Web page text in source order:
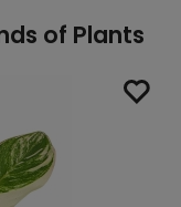
of Plants